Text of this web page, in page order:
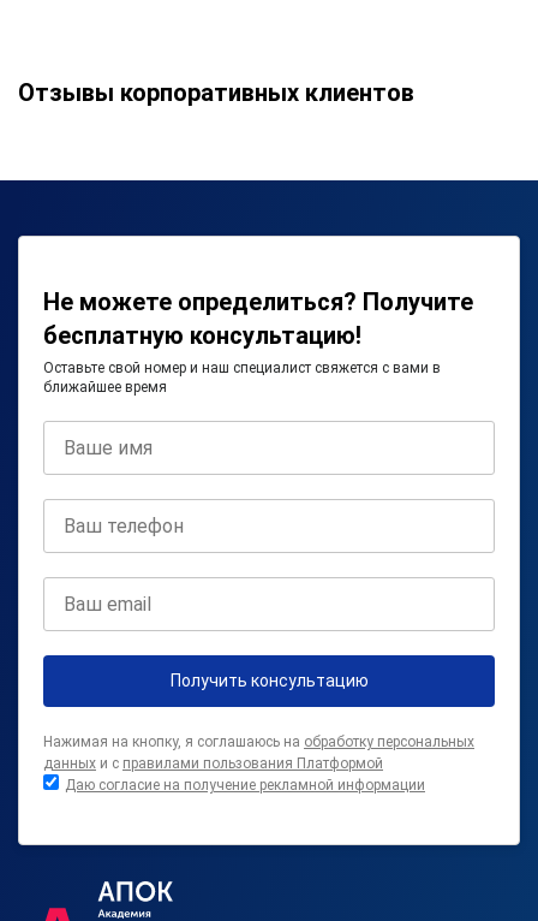
Отзывы корпоративных клиентов
Не можете определиться? Получите
бесплатную консультацию!
Оставьте свой номер и наш специалист свяжется с вами в
ближайшее время
Получить консультацию
Нажимая на кнопку, я соглашаюсь на обработку персональных
данных и с правилами пользования Платформой
Даю согласие на получение рекламной информации